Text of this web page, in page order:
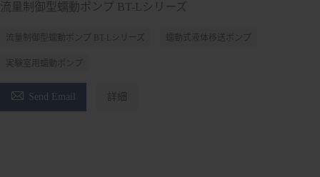
流量制御型蠕動ポンプ BT-Lシリーズ
流量制御型蠕動ポンプ BT-Lシリーズ 蠕動式液体移送ポンプ
実験室用蠕動ポンプ
 Send Email 詳細